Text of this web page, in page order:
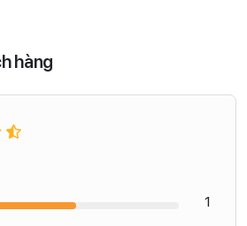
hàng
1